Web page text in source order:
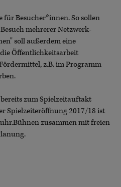
für Besucher*innen. So sollen
mehrerer Netzwerk-
soll außerdem eine
Öffentlichkeitsarbeit
z.B. im Programm
zum Spielzeitauftakt
Spielzeiteröffnung 2017/18 ist
zusammen mit freien